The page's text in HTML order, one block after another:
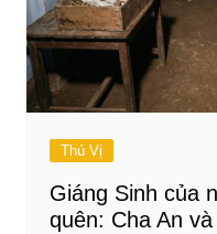
Thú Vị
Giáng Sinh của
quên: Cha An